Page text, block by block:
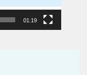
01:19